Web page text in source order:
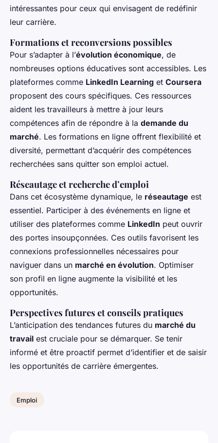
intéressantes pour ceux qui envisagent de redéfinir
leur carrière.
Formations et reconversions possibles
Pour s’adapter à l’évolution économique, de
nombreuses options éducatives sont accessibles. Les
plateformes comme LinkedIn Learning et Coursera
proposent des cours spécifiques. Ces ressources
aident les travailleurs à mettre à jour leurs
compétences afin de répondre à la demande du
marché. Les formations en ligne offrent flexibilité et
diversité, permettant d’acquérir des compétences
recherchées sans quitter son emploi actuel.
Réseautage et recherche d’emploi
Dans cet écosystème dynamique, le réseautage est
essentiel. Participer à des événements en ligne et
utiliser des plateformes comme LinkedIn peut ouvrir
des portes insoupçonnées. Ces outils favorisent les
connexions professionnelles nécessaires pour
naviguer dans un marché en évolution. Optimiser
son profil en ligne augmente la visibilité et les
opportunités.
Perspectives futures et conseils pratiques
L’anticipation des tendances futures du marché du
travail est cruciale pour se démarquer. Se tenir
informé et être proactif permet d’identifier et de saisir
les opportunités de carrière émergentes.
Emploi